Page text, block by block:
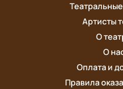
Артисты
О
О
Оплата и
Правила